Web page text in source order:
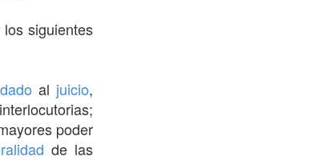
siguientes
al juicio,
poder
de las